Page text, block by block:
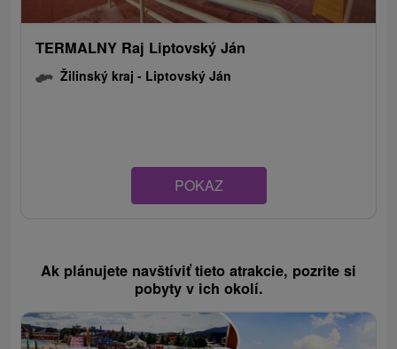
TERMALNY Raj Liptovský Ján
Žilinský kraj - Liptovský Ján
POKAZ
Ak plánujete navštíviť tieto atrakcie, pozrite si
pobyty v ich okolí.